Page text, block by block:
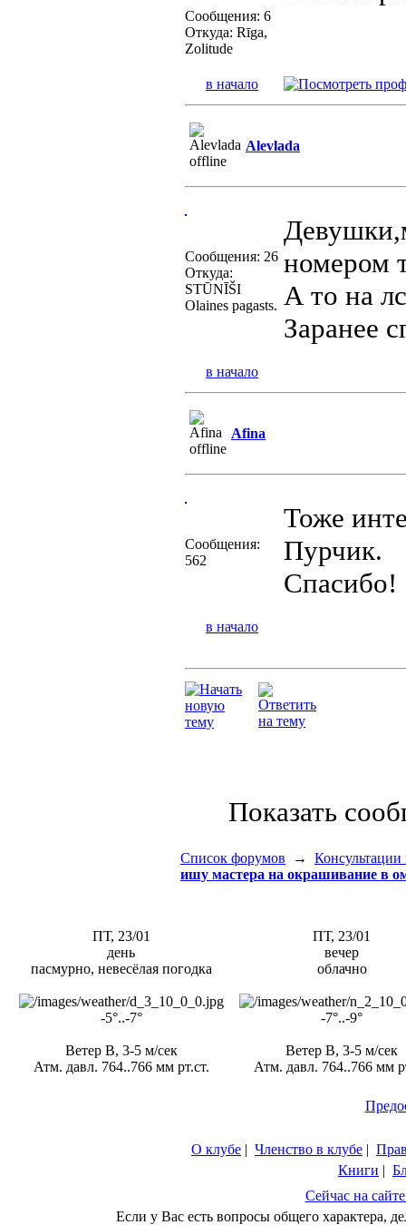
Сообщения: 6
Откуда: Rīga,
Zolitude
в начало
Alevlada
Сообщения: 26
Откуда:
STŪNĪŠI
Olaines pagasts.
номером
А то на
Заранее
в начало
Afina
Сообщения:
562
Тоже
Пурчик.
Спасибо!
в начало
Показать
Список форумов → Консультации
ишу мастера на окрашивание в
ПТ, 23/01
день
пасмурно, невесёлая погодка
-5°..-7°
Ветер В, 3-5 м/сек
Атм. давл. 764..766 мм рт.ст.
ПТ, 23/01
вечер
облачно
-7°..-9°
Ветер В, 3-5 м/сек
Атм. давл. 764..766 мм
О клубе | Членство в клубе |
Книги |
Сейчас на
Если у Вас есть вопросы общего характера,